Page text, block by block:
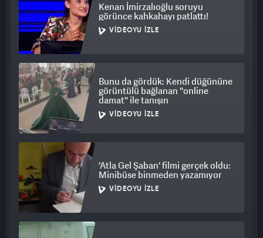
Kenan İmirzalıoğlu soruyu
görünce kahkahayı patlattı!
VIDEOYU İZLE
Bunu da gördük: Kendi düğününe
görüntülü bağlanan ''online
damat'' ile tanışın
VIDEOYU İZLE
'Atla Gel Şaban' filmi gerçek oldu:
Minibüse binmeden yazamıyor
VIDEOYU İZLE